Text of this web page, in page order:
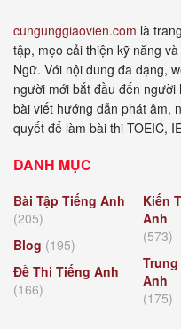
cungunggiaovien.com là
tập, mẹo cải thiện kỹ năng
Ngữ. Với nội dung đa dạng,
người mới bắt đầu đến
bài viết hướng dẫn phát âm,
quyết để làm bài thi TOEIC,
DANH MỤC
Bài Tập Tiếng Anh
(205)
Blog (195)
Đề Thi Tiếng Anh
(166)
Kiến
Anh
(573)
Trung
Anh
(175)